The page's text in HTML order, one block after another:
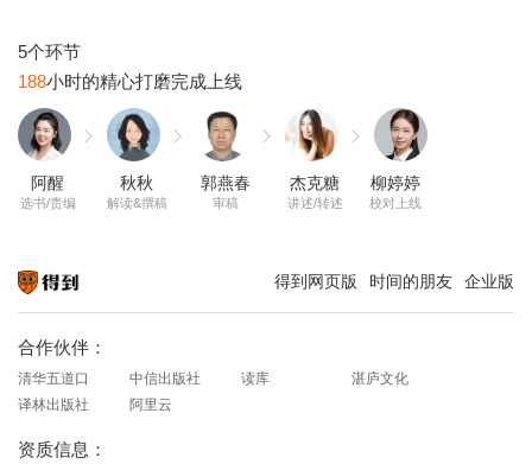
188
阿醒
选书/责编
秋秋
解读&撰稿
郭燕春
审稿
杰克糖
讲述/转述
柳婷婷
校对上线
得到网页版 时间的朋友 企业版
合作伙伴：
清华五道口 中信出版社 读库
湛庐文化
译林出版社
阿里云
资质信息：